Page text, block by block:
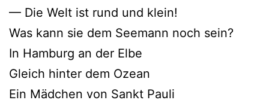
— Die Welt ist rund und klein!
Was kann sie dem Seemann noch sein?
In Hamburg an der Elbe
Gleich hinter dem Ozean
Ein Mädchen von Sankt Pauli